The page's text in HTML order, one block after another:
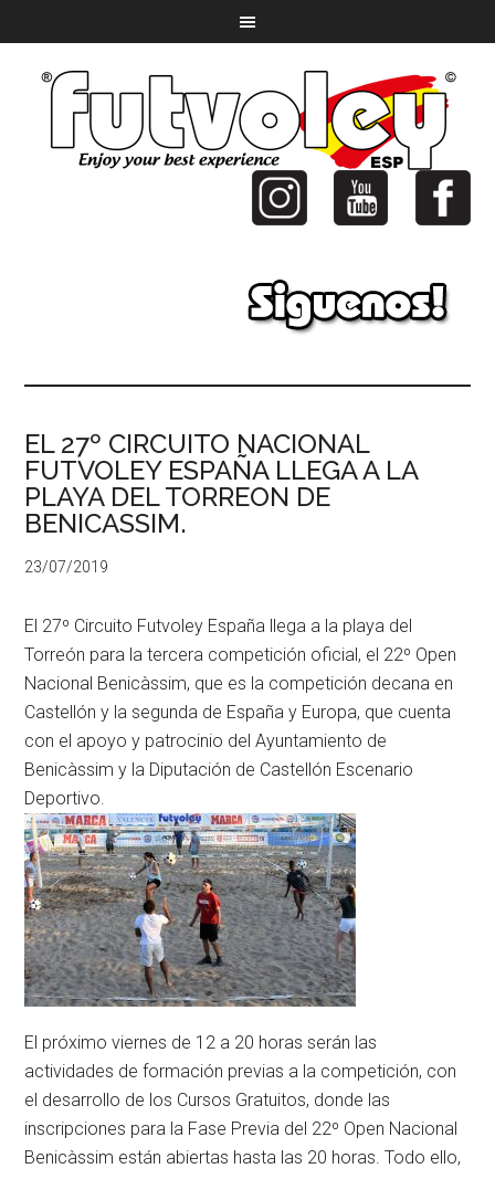
EL 27º CIRCUITO NACIONAL
FUTVOLEY ESPAÑA LLEGA A LA
PLAYA DEL TORREON DE
BENICASSIM.
23/07/2019
El 27º Circuito Futvoley España llega a la playa del
Torreón para la tercera competición oficial, el 22º Open
Nacional Benicàssim, que es la competición decana en
Castellón y la segunda de España y Europa, que cuenta
con el apoyo y patrocinio del Ayuntamiento de
Benicàssim y la Diputación de Castellón Escenario
Deportivo.
El próximo viernes de 12 a 20 horas serán las
actividades de formación previas a la competición, con
el desarrollo de los Cursos Gratuitos, donde las
inscripciones para la Fase Previa del 22º Open Nacional
Benicàssim están abiertas hasta las 20 horas. Todo ello,